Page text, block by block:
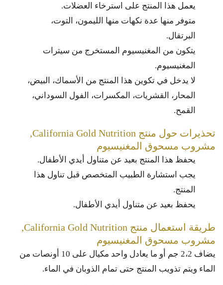
يعمل هذا المنتج على استرخاء العضلات.
متوفر منها عدة نكهات منها الليمون، التوت،
البرتقال.
يتكون من المغنيسيوم المستخرج من سيترات
المغنيسيوم.
لا يدخل في تكوين هذا المنتج من الأسماك، البيض،
المحار، القشريات، المكسرات، الفول السوداني،
القمح.
تحذيرات حول منتج California Gold Nutrition,
مشروب مسحوق المغنيسيوم
يحفظ هذا المنتج بعيد عن متناول أيدي الأطفال.
يجب استشارة الطبيب المتخصص قبل تناول هذا
المنتج.
يحفظ بعيد عن متناول أيدي الأطفال.
طريقة استعمال منتج California Gold Nutrition,
مشروب مسحوق المغنيسيوم
يضاف 2،2 جم أو ما يعادل واحد مكيال على 10 أونصات من
الماء ويتم تذويب المنتج حتى تمام الذوبان في الماء.